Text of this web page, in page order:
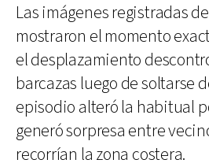
Las imágenes registradas
mostraron el momento
el desplazamiento
barcazas luego de soltarse
episodio alteró la habitual
generó sorpresa entre
recorrían la zona costera.